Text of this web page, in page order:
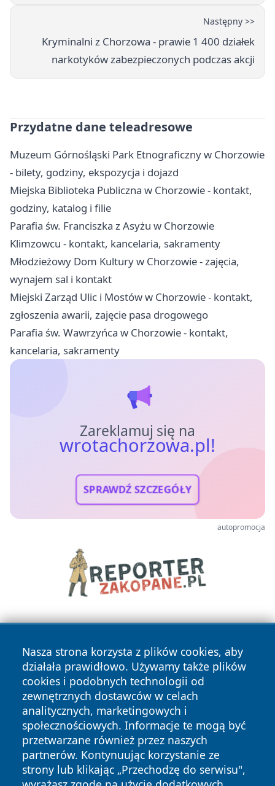
Następny >>
Kryminalni z Chorzowa - prawie 1 400 działek
narkotyków zabezpieczonych podczas akcji
Przydatne dane teleadresowe
Muzeum Górnośląski Park Etnograficzny w Chorzowie
- bilety, godziny, ekspozycja i dojazd
Miejska Biblioteka Publiczna w Chorzowie - kontakt,
godziny, katalog i filie
Parafia św. Franciszka z Asyżu w Chorzowie
Klimzowcu - kontakt, kancelaria, sakramenty
Młodzieżowy Dom Kultury w Chorzowie - zajęcia,
wynajem sal i kontakt
Miejski Zarząd Ulic i Mostów w Chorzowie - kontakt,
zgłoszenia awarii, zajęcie pasa drogowego
Parafia św. Wawrzyńca w Chorzowie - kontakt,
kancelaria, sakramenty
Zareklamuj się na
wrotachorzowa.pl!
SPRAWDŹ SZCZEGÓŁY
autopromocja
Nasza strona korzysta z plików cookies, aby
działała prawidłowo. Używamy także plików
cookies i podobnych technologii od
zewnętrznych dostawców w celach
analitycznych, marketingowych i
społecznościowych. Informacje te mogą być
przetwarzane również przez naszych
partnerów. Kontynuując korzystanie ze
strony lub klikając „Przechodzę do serwisu",
Copyright © 2026 wrotachorzowa.pl Wszystkie prawa
zastrzeżone.
News Autorzy
Polityka
Prywatności
Polityka
Cookies